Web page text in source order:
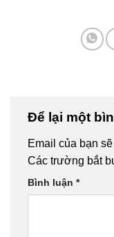
Để lại một
Email của bạn
Các trường bắt
Bình luận *